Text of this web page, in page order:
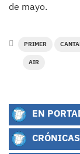
de mayo.
PRIMER
AIR
EN